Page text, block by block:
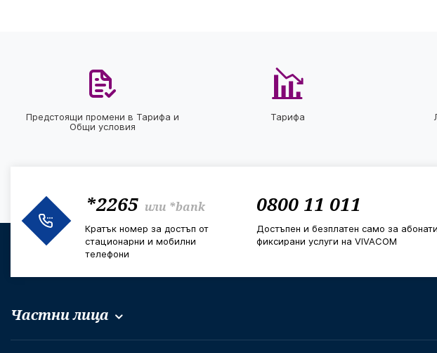
Предстоящи промени в Тарифа и
Общи условия
Тарифа
*2265 или *bank
Кратък номер за достъп от
стационарни и мобилни
телефони
0800 11 011
Достъпен и безплатен само за
фиксирани услуги на VIVACOM
Частни лица